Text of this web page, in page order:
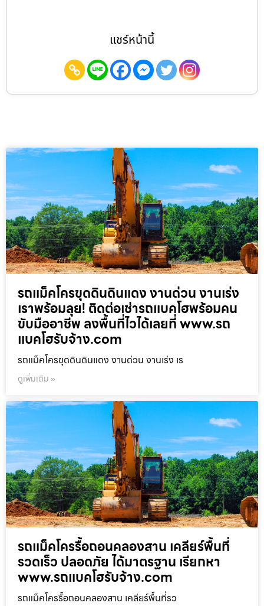
แชร์หน้านี้
รถแม็คโครขุดดินดินแดง งานด่วน งานเร่ง
เราพร้อมลุย! ติดต่อเช่ารถแบคโฮพร้อมคน
ขับมืออาชีพ ลงพื้นที่ไวได้เลยที่ www.รถ
แบคโฮรับจ้าง.com
รถแม็คโครขุดดินดินแดง งานด่วน งานเร่ง เร
ดูเพิ่มเติม »
รถแม็คโครรื้อถอนคลองสาน เคลียร์พื้นที่
รวดเร็ว ปลอดภัย ได้มาตรฐาน เรียกหา
www.รถแบคโฮรับจ้าง.com
รถแม็คโครรื้อถอนคลองสาน เคลียร์พื้นที่รว